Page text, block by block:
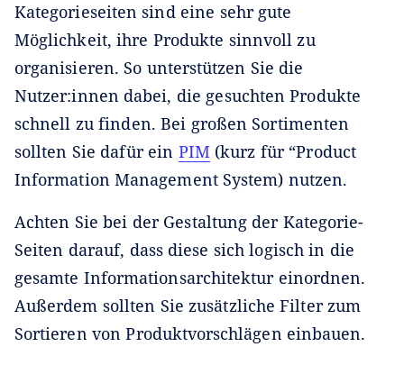
Kategorieseiten sind eine sehr gute
Möglichkeit, ihre Produkte sinnvoll zu
organisieren. So unterstützen Sie die
Nutzer:innen dabei, die gesuchten Produkte
schnell zu finden. Bei großen Sortimenten
sollten Sie dafür ein PIM(kurz für “Product
Information Management System) nutzen.
Achten Sie bei der Gestaltung der Kategorie-
Seiten darauf, dass diese sich logisch in die
gesamte Informationsarchitektur einordnen.
Außerdem sollten Sie zusätzliche Filter zum
Sortieren von Produktvorschlägen einbauen.